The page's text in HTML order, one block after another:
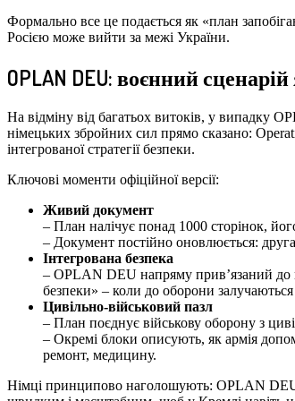
Формально все це подається як «план
Росією може вийти за межі України.
OPLAN DEU: воєнний
На відміну від багатьох витоків, у випадку
німецьких збройних сил прямо сказано:
інтегрованої стратегії безпеки.
Ключові моменти офіційної версії:
Живий документ
– План налічує понад 1000 сторінок,
– Документ постійно оновлюється:
Інтегрована безпека
– OPLAN DEU напряму прив’язаний до
безпеки» – коли до оборони залучаються
Цивільно-військовий пазл
– План поєднує військову оборону з
– Окремі блоки описують, як армія
ремонт, медицину.
Німці принципово наголошують: OPLAN